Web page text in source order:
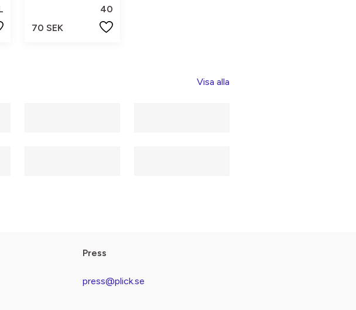
40
70 SEK
Visa alla
Press
press@plick.se